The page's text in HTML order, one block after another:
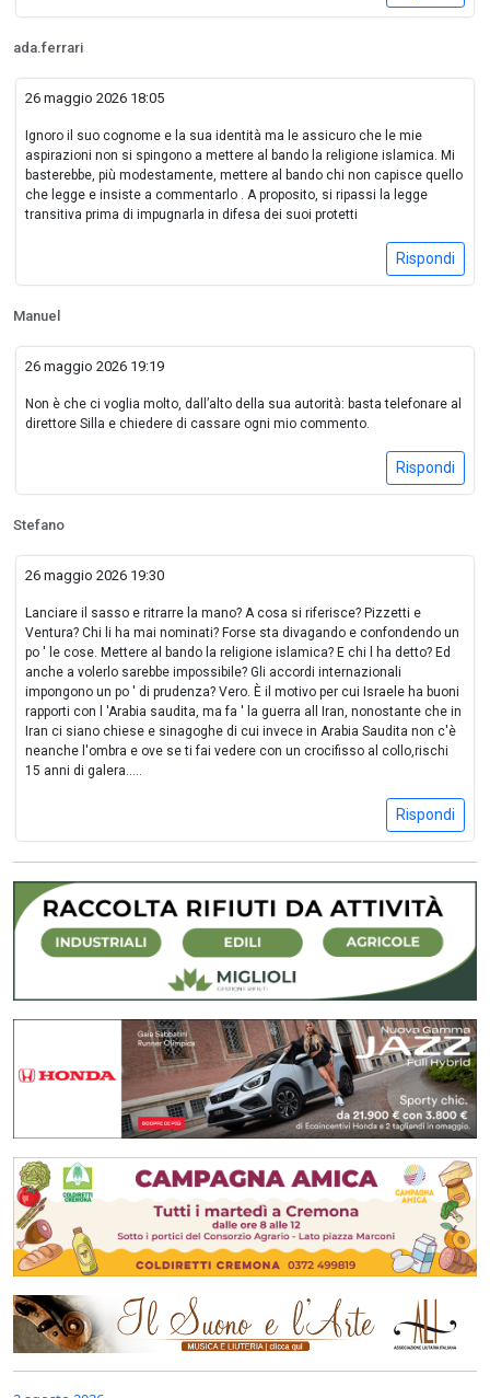
ada.ferrari
26 maggio 2026 18:05
Ignoro il suo cognome e la sua identità ma le assicuro che le mie
aspirazioni non si spingono a mettere al bando la religione islamica. Mi
basterebbe, più modestamente, mettere al bando chi non capisce quello
che legge e insiste a commentarlo . A proposito, si ripassi la legge
transitiva prima di impugnarla in difesa dei suoi protetti
Rispondi
Manuel
26 maggio 2026 19:19
Non è che ci voglia molto, dall’alto della sua autorità: basta telefonare al
direttore Silla e chiedere di cassare ogni mio commento.
Rispondi
Stefano
26 maggio 2026 19:30
Lanciare il sasso e ritrarre la mano? A cosa si riferisce? Pizzetti e
Ventura? Chi li ha mai nominati? Forse sta divagando e confondendo un
po ' le cose. Mettere al bando la religione islamica? E chi l ha detto? Ed
anche a volerlo sarebbe impossibile? Gli accordi internazionali
impongono un po ' di prudenza? Vero. È il motivo per cui Israele ha buoni
rapporti con l 'Arabia saudita, ma fa ' la guerra all Iran, nonostante che in
Iran ci siano chiese e sinagoghe di cui invece in Arabia Saudita non c'è
neanche l'ombra e ove se ti fai vedere con un crocifisso al collo,rischi
15 anni di galera.....
Rispondi